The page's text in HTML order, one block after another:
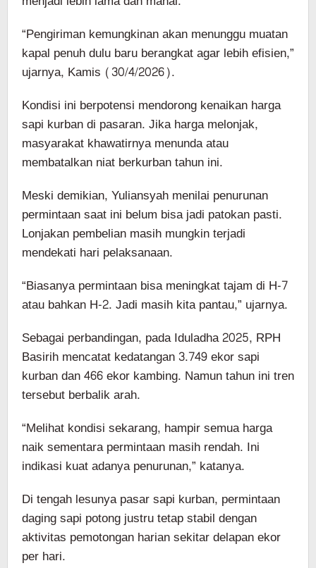
“Pengiriman kemungkinan akan menunggu muatan
kapal penuh dulu baru berangkat agar lebih efisien,”
ujarnya, Kamis (30/4/2026).
Kondisi ini berpotensi mendorong kenaikan harga
sapi kurban di pasaran. Jika harga melonjak,
masyarakat khawatirnya menunda atau
membatalkan niat berkurban tahun ini.
Meski demikian, Yuliansyah menilai penurunan
permintaan saat ini belum bisa jadi patokan pasti.
Lonjakan pembelian masih mungkin terjadi
mendekati hari pelaksanaan.
“Biasanya permintaan bisa meningkat tajam di H-7
atau bahkan H-2. Jadi masih kita pantau,” ujarnya.
Sebagai perbandingan, pada Iduladha 2025, RPH
Basirih mencatat kedatangan 3.749 ekor sapi
kurban dan 466 ekor kambing. Namun tahun ini tren
tersebut berbalik arah.
“Melihat kondisi sekarang, hampir semua harga
naik sementara permintaan masih rendah. Ini
indikasi kuat adanya penurunan,” katanya.
Di tengah lesunya pasar sapi kurban, permintaan
daging sapi potong justru tetap stabil dengan
aktivitas pemotongan harian sekitar delapan ekor
per hari.